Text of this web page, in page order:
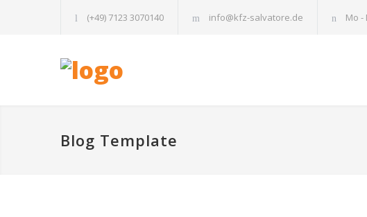
(+49) 7123 3070140 info@kfz-salvatore.de Mo -
Blog Template